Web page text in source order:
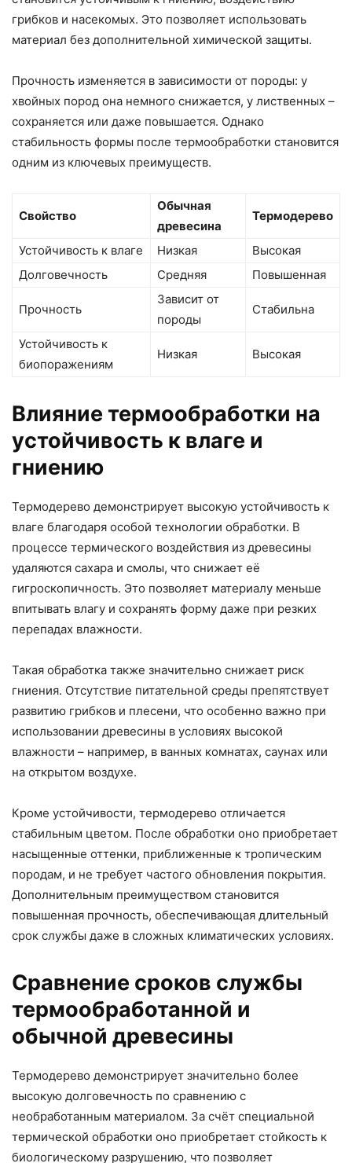
грибков и насекомых. Это позволяет использовать
материал без дополнительной химической защиты.
Прочность изменяется в зависимости от породы: у
хвойных пород она немного снижается, у лиственных –
сохраняется или даже повышается. Однако
стабильность формы после термообработки становится
одним из ключевых преимуществ.
Свойство
Обычная
древесина
Термодерево
Устойчивость к влаге Низкая
Высокая
Долговечность
Средняя Повышенная
Прочность
Зависит от
породы
Стабильна
Устойчивость к
биопоражениям
Низкая Высокая
Влияние термообработки на
устойчивость к влаге и
гниению
Термодерево демонстрирует высокую устойчивость к
влаге благодаря особой технологии обработки. В
процессе термического воздействия из древесины
удаляются сахара и смолы, что снижает её
гигроскопичность. Это позволяет материалу меньше
впитывать влагу и сохранять форму даже при резких
перепадах влажности.
Такая обработка также значительно снижает риск
гниения. Отсутствие питательной среды препятствует
развитию грибков и плесени, что особенно важно при
использовании древесины в условиях высокой
влажности – например, в ванных комнатах, саунах или
на открытом воздухе.
Кроме устойчивости, термодерево отличается
стабильным цветом. После обработки оно приобретает
насыщенные оттенки, приближенные к тропическим
породам, и не требует частого обновления покрытия.
Дополнительным преимуществом становится
повышенная прочность, обеспечивающая длительный
срок службы даже в сложных климатических условиях.
Сравнение сроков службы
термообработанной и
обычной древесины
Термодерево демонстрирует значительно более
высокую долговечность по сравнению с
необработанным материалом. За счёт специальной
термической обработки оно приобретает стойкость к
биологическому разрушению, что позволяет